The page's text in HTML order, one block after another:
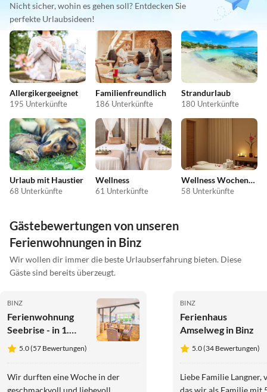
Nicht sicher, wohin es gehen soll? Entdecken Sie
perfekte Urlaubsideen!
Allergikergeeignet
195 Unterkünfte
Familienfreundlich
186 Unterkünfte
Strandurlaub
180 Unterkünfte
Urlaub mit Haustier
68 Unterkünfte
Wellness
61 Unterkünfte
Wellness Wochenende
58 Unterkünfte
Gästebewertungen von unseren
Ferienwohnungen in Binz
Wir wollen dir immer die beste Urlaubserfahrung bieten. Diese
Gäste sind bereits überzeugt.
BINZ
Ferienwohnung
Seebrise - in 1.
Reihe am
Schmachter See
5.0 (57 Bewertungen)
Wir durften eine Woche in der
geschmackvoll und liebevoll
BINZ
Ferienhaus
Amselweg in Binz
5.0 (34 Bewertungen)
Liebe Familie Langner, vielen Dank
das wir als Familie mit